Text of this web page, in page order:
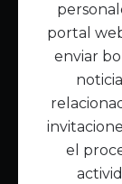
Enlaces
Inicio
Acerca de
Nuestra
Quiénes
Enlaces de
portal
enviar
el